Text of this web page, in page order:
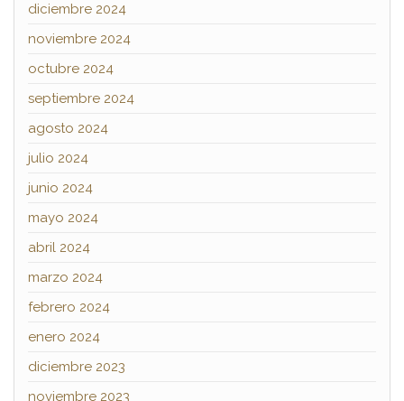
diciembre 2024
noviembre 2024
octubre 2024
septiembre 2024
agosto 2024
julio 2024
junio 2024
mayo 2024
abril 2024
marzo 2024
febrero 2024
enero 2024
diciembre 2023
noviembre 2023